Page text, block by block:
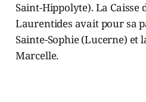
Saint-Hippolyte). La Caisse
Laurentides avait pour sa
Sainte-Sophie (Lucerne) et
Marcelle.